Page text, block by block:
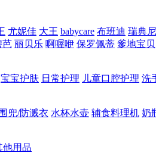
尤妮佳 大王 babycare 布班迪 瑞典
芭 丽贝乐 啊喔咿 保罗佩蒂 爹地宝贝
宝宝护肤 日常护理 儿童口腔护理 洗
围兜/防溅衣 水杯水壶 辅食料理机 奶
他用品